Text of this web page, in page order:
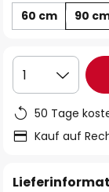
60 cm
90
1
50 Tage
Kauf auf